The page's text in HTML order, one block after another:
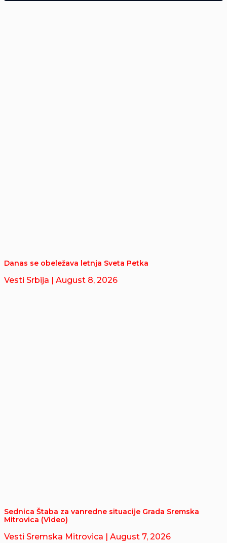
Danas se obeležava letnja Sveta Petka
Vesti Srbija | August 8, 2026
Sednica Štaba za vanredne situacije Grada Sremska
Mitrovica (Video)
Vesti Sremska Mitrovica | August 7, 2026